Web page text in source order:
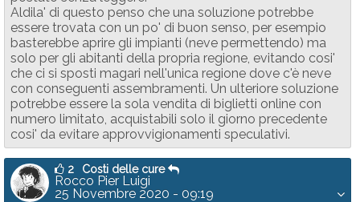
Aldila' di questo penso che una soluzione potrebbe
essere trovata con un po' di buon senso, per esempio
basterebbe aprire gli impianti (neve permettendo) ma
solo per gli abitanti della propria regione, evitando cosi'
che ci si sposti magari nell'unica regione dove c'è neve
con conseguenti assembramenti. Un ulteriore soluzione
potrebbe essere la sola vendita di biglietti online con
numero limitato, acquistabili solo il giorno precedente
cosi' da evitare approvvigionamenti speculativi.
2 Costi delle cure
Rocco Pier Luigi
25 Novembre 2020 - 09:19